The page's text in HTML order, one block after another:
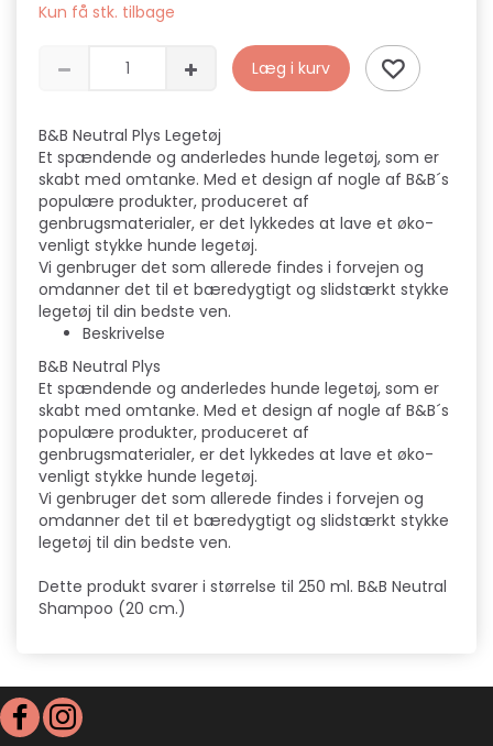
Kun få stk. tilbage
Læg i kurv
B&B Neutral Plys Legetøj
Et spændende og anderledes hunde legetøj, som er
skabt med omtanke. Med et design af nogle af B&B´s
populære produkter, produceret af
genbrugsmaterialer, er det lykkedes at lave et øko-
venligt stykke hunde legetøj.
Vi genbruger det som allerede findes i forvejen og
omdanner det til et bæredygtigt og slidstærkt stykke
legetøj til din bedste ven.
Beskrivelse
B&B Neutral Plys
Et spændende og anderledes hunde legetøj, som er
skabt med omtanke. Med et design af nogle af B&B´s
populære produkter, produceret af
genbrugsmaterialer, er det lykkedes at lave et øko-
venligt stykke hunde legetøj.
Vi genbruger det som allerede findes i forvejen og
omdanner det til et bæredygtigt og slidstærkt stykke
legetøj til din bedste ven.
Dette produkt svarer i størrelse til 250 ml. B&B Neutral
Shampoo (20 cm.)